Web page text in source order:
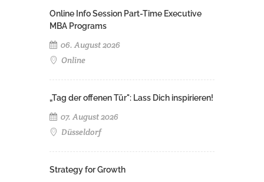
Online Info Session Part-Time Executive
MBA Programs
06. August 2026
Online
„Tag der offenen Tür": Lass Dich inspirieren!
07. August 2026
Düsseldorf
Strategy for Growth